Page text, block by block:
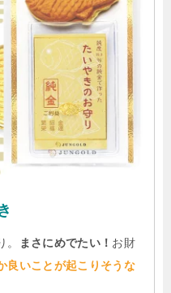
まさにめでたい！ お財
良いことが起こりそうな